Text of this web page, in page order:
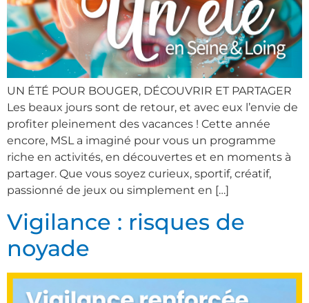
UN ÉTÉ POUR BOUGER, DÉCOUVRIR ET PARTAGER
Les beaux jours sont de retour, et avec eux l’envie de
profiter pleinement des vacances ! Cette année
encore, MSL a imaginé pour vous un programme
riche en activités, en découvertes et en moments à
partager. Que vous soyez curieux, sportif, créatif,
passionné de jeux ou simplement en […]
Vigilance : risques de
noyade